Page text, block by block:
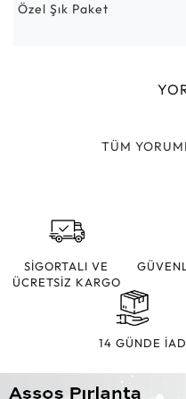
Özel Şık Paket
TÜM
SİGORTALI VE
ÜCRETSİZ KARGO
14 GÜNDE